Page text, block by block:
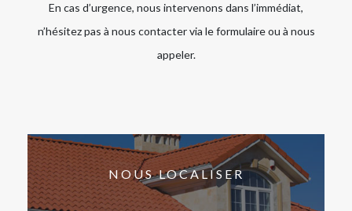
En cas d’urgence, nous intervenons dans l’immédiat,
n’hésitez pas à nous contacter via le formulaire ou à nous
appeler.
NOUS LOCALISER